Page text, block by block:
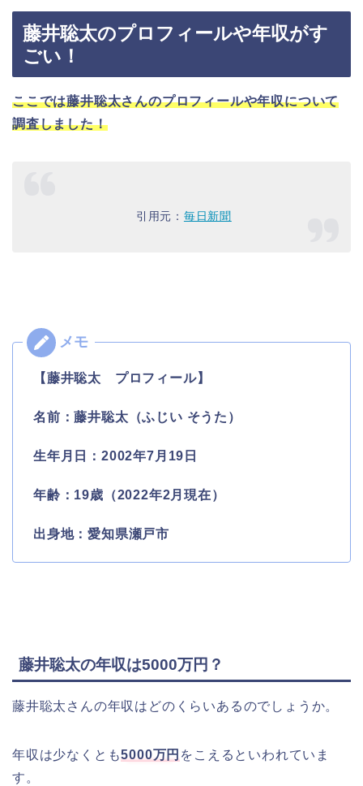
藤井聡太のプロフィールや年収がす
ごい！
ここでは藤井聡太さんのプロフィールや年収について
調査しました！
引用元： 毎日新聞
【藤井聡太 プロフィール】
名前：藤井聡太（ふじい そうた）
生年月日：2002年7月19日
年齢：19歳（2022年2月現在）
出身地：愛知県瀬戸市
藤井聡太の年収は5000万円？
藤井聡太さんの年収はどのくらいあるのでしょうか。
年収は少なくとも5000万円 をこえるといわれていま
す。